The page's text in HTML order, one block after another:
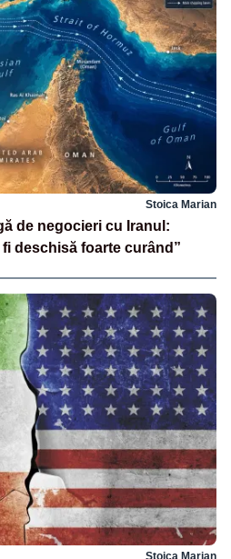
Stoica Marian
de negocieri cu Iranul:
deschisă foarte curând”
Stoica Marian